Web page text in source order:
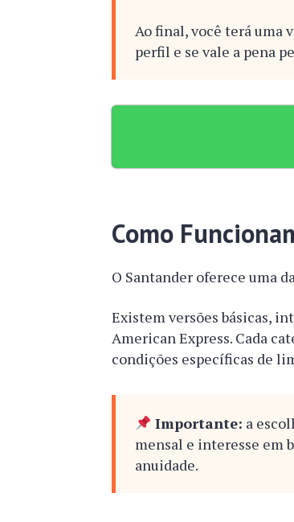
Ao final, você terá uma
perfil e se vale a pena
Como
O Santander oferece uma
Existem versões básicas,
American Express. Cada
condições específicas de
Importante: a
mensal e interesse em
anuidade.